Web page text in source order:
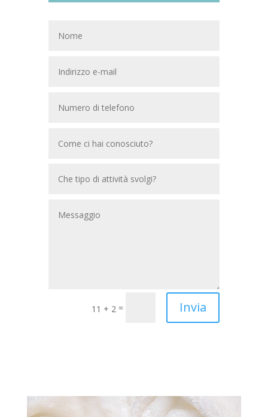
11 + 2 = Invia